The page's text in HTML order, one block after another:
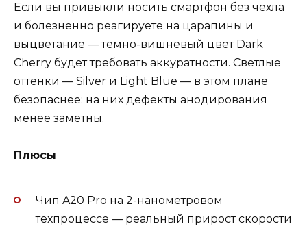
Если вы привыкли носить смартфон без чехла
и болезненно реагируете на царапины и
выцветание — тёмно-вишнёвый цвет Dark
Cherry будет требовать аккуратности. Светлые
оттенки — Silver и Light Blue — в этом плане
безопаснее: на них дефекты анодирования
менее заметны.
Плюсы
Чип A20 Pro на 2-нанометровом
техпроцессе — реальный прирост скорости